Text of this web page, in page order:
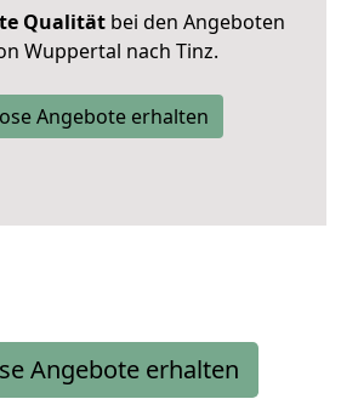
Qualität bei den Angeboten
Wuppertal nach Tinz.
Angebote erhalten
Angebote erhalten